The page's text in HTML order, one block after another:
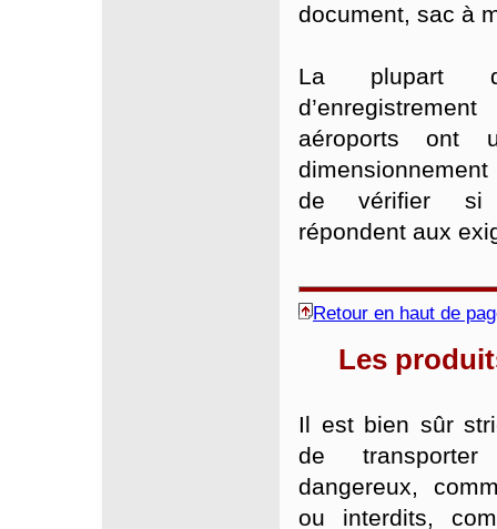
document, sac à
La plupart
aéroports ont
de vérifier si
répondent aux
Retour en haut de
Les
Il est bien sûr
de
dangereux,
ou interdits,